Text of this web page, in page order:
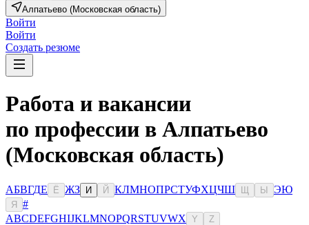
Алпатьево (Московская область)
Войти
Войти
Создать резюме
Работа и вакансии
по профессии в Алпатьево
(Московская область)
АБВГДЕ Ё ЖЗ И Й КЛМНОПРСТУФХЦЧШ Ы ЭЮ
Я
#
ABCDEFGHIJKLMNOPQRSTUVWX Y Z